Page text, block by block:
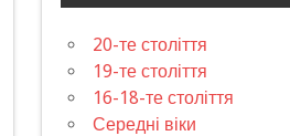
20-те століття
19-те століття
16-18-те століття
Середні віки